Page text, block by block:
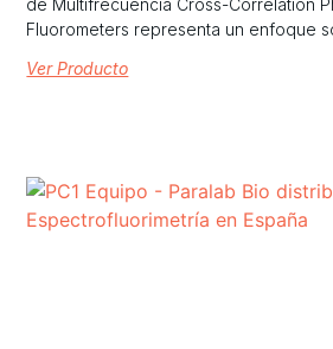
de Multifrecuencia Cross-Correlation
Fluorometers representa un enfoque
Ver Producto